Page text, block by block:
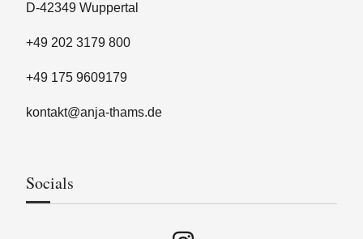
D-42349 Wuppertal
+49 202 3179 800
+49 175 9609179
kontakt@anja-thams.de
Socials